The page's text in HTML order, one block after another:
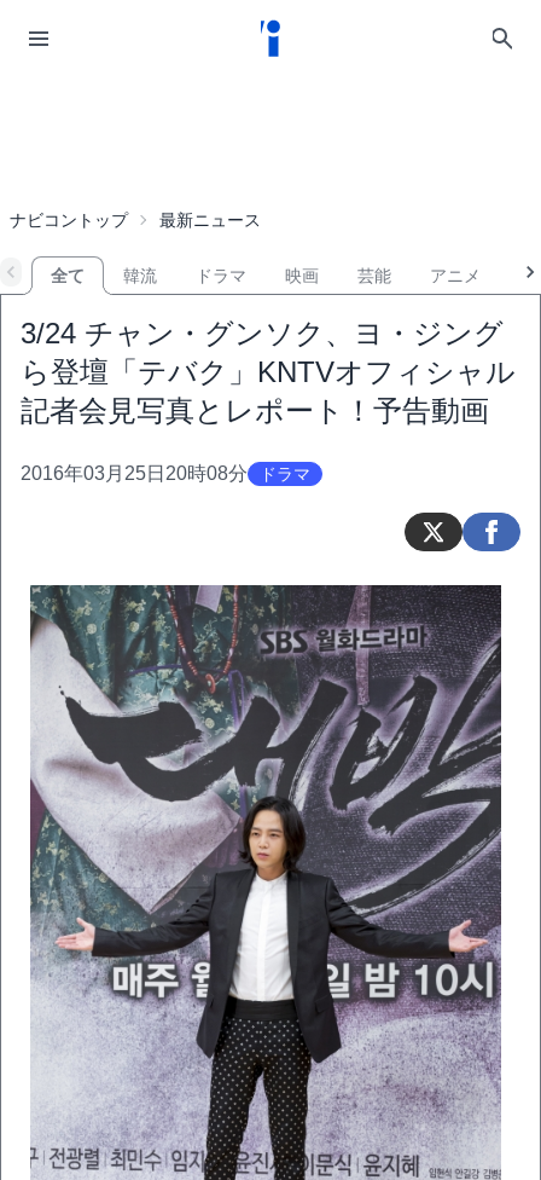
ナビコントップ 最新ニュース
全て 韓流 ドラマ 映画 芸能 アニメ
3/24 チャン・グンソク、ヨ・ジング
ら登壇「テバク」KNTVオフィシャル
記者会見写真とレポート！予告動画
2016年03月25日20時08分 ドラマ